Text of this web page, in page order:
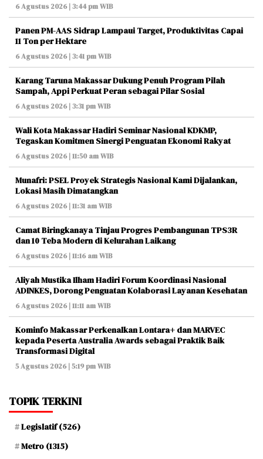
6 Agustus 2026 | 3:44 pm WIB
Panen PM-AAS Sidrap Lampaui Target, Produktivitas Capai
11 Ton per Hektare
6 Agustus 2026 | 3:41 pm WIB
Karang Taruna Makassar Dukung Penuh Program Pilah
Sampah, Appi Perkuat Peran sebagai Pilar Sosial
6 Agustus 2026 | 3:31 pm WIB
Wali Kota Makassar Hadiri Seminar Nasional KDKMP,
Tegaskan Komitmen Sinergi Penguatan Ekonomi Rakyat
6 Agustus 2026 | 11:50 am WIB
Munafri: PSEL Proyek Strategis Nasional Kami Dijalankan,
Lokasi Masih Dimatangkan
6 Agustus 2026 | 11:31 am WIB
Camat Biringkanaya Tinjau Progres Pembangunan TPS3R
dan 10 Teba Modern di Kelurahan Laikang
6 Agustus 2026 | 11:16 am WIB
Aliyah Mustika Ilham Hadiri Forum Koordinasi Nasional
ADINKES, Dorong Penguatan Kolaborasi Layanan Kesehatan
6 Agustus 2026 | 11:11 am WIB
Kominfo Makassar Perkenalkan Lontara+ dan MARVEC
kepada Peserta Australia Awards sebagai Praktik Baik
Transformasi Digital
5 Agustus 2026 | 5:19 pm WIB
TOPIK TERKINI
Legislatif(526)
Metro (1315)